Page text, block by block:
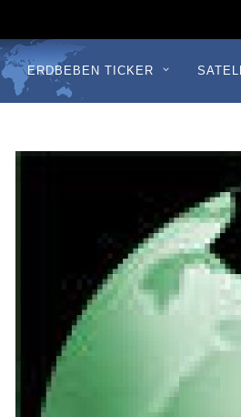
ERDBEBEN TICKER